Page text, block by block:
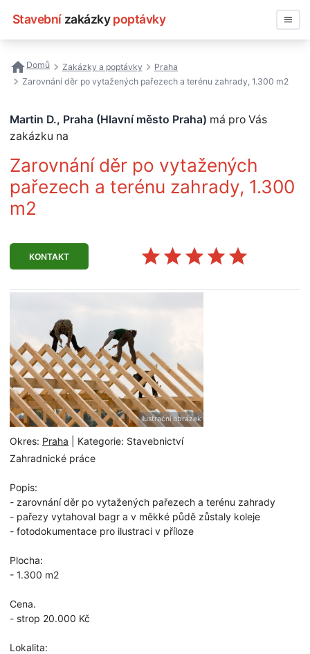
Stavební zakázky poptávky
Všechny zakázky
Nejčastější vyhledávání
Domů Zakázky a poptávky
Praha
Zarovnání děr po vytažených pařezech a terénu zahrady, 1.300 m2
Martin D., Praha (Hlavní město Praha) má pro Vás
zakázku na
Zarovnání děr po vytažených
pařezech a terénu zahrady, 1.300
m2
KONTAKT
Okres: Praha | Kategorie: Stavebnictví
Zahradnické práce
Popis:
- zarovnání děr po vytažených pařezech a terénu zahrady
- pařezy vytahoval bagr a v měkké půdě zůstaly koleje
- fotodokumentace pro ilustraci v příloze
Plocha:
- 1.300 m2
Cena.
- strop 20.000 Kč
Lokalita:
ilustrační obrázek